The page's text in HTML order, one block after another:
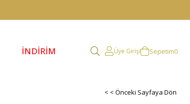
İNDİRİM Üye Girişi Sepetim0
< < Önceki Sayfaya Dön